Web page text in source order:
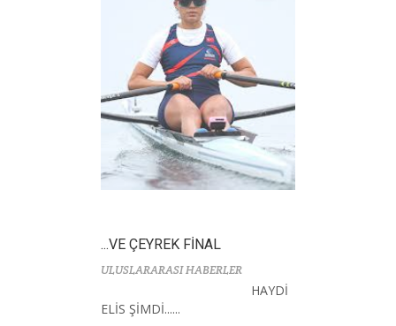
...VE ÇEYREK FİNAL
ULUSLARARASI HABERLER
HAYDİ
ELİS ŞİMDİ......